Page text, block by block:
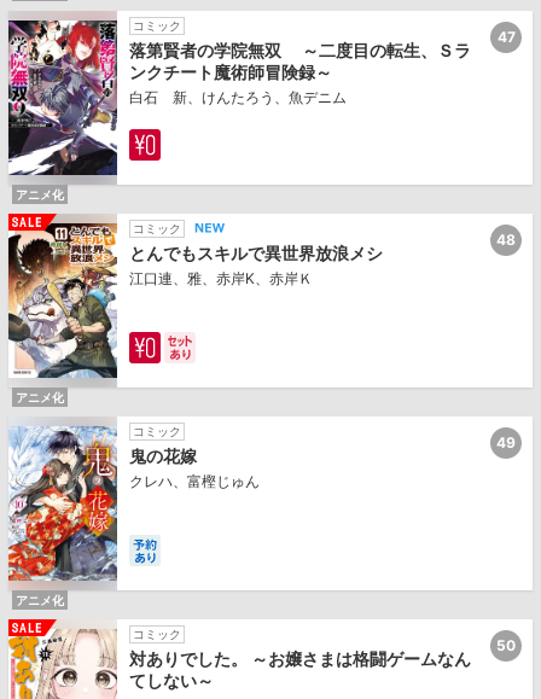
コミック
落第賢者の学院無双 ～二度目の転生、Ｓラ
ンクチート魔術師冒険録～
白石 新、けんたろう、魚デニム
47
アニメ化
コミック
とんでもスキルで異世界放浪メシ
江口連、雅、赤岸K、赤岸Ｋ
48
アニメ化
コミック
鬼の花嫁
クレハ、富樫じゅん
49
アニメ化
コミック
対ありでした。 ～お嬢さまは格闘ゲームなん
てしない～
50